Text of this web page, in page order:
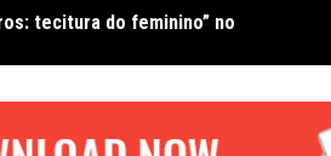
real nas redes
Van